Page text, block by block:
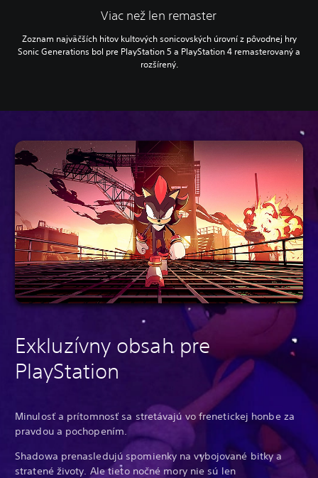
Viac než len remaster
Zoznam najväčších hitov kultových sonicovských úrovní z pôvodnej hry
Sonic Generations bol pre PlayStation 5 a PlayStation 4 remasterovaný a
rozšírený.
Exkluzívny obsah pre
PlayStation
Minulosť a prítomnosť sa stretávajú vo frenetickej honbe za
pravdou a pochopením.
Shadowa prenasledujú spomienky na vybojované bitky a
stratené životy. Ale tieto nočné mory nie sú len